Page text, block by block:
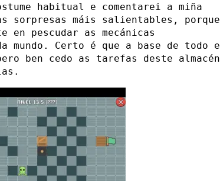
habitual e comentarei a miña
sorpresas máis salientables, porque
en pescudar as mecánicas
mundo. Certo é que a base de todo e
ben cedo as tarefas deste almacén